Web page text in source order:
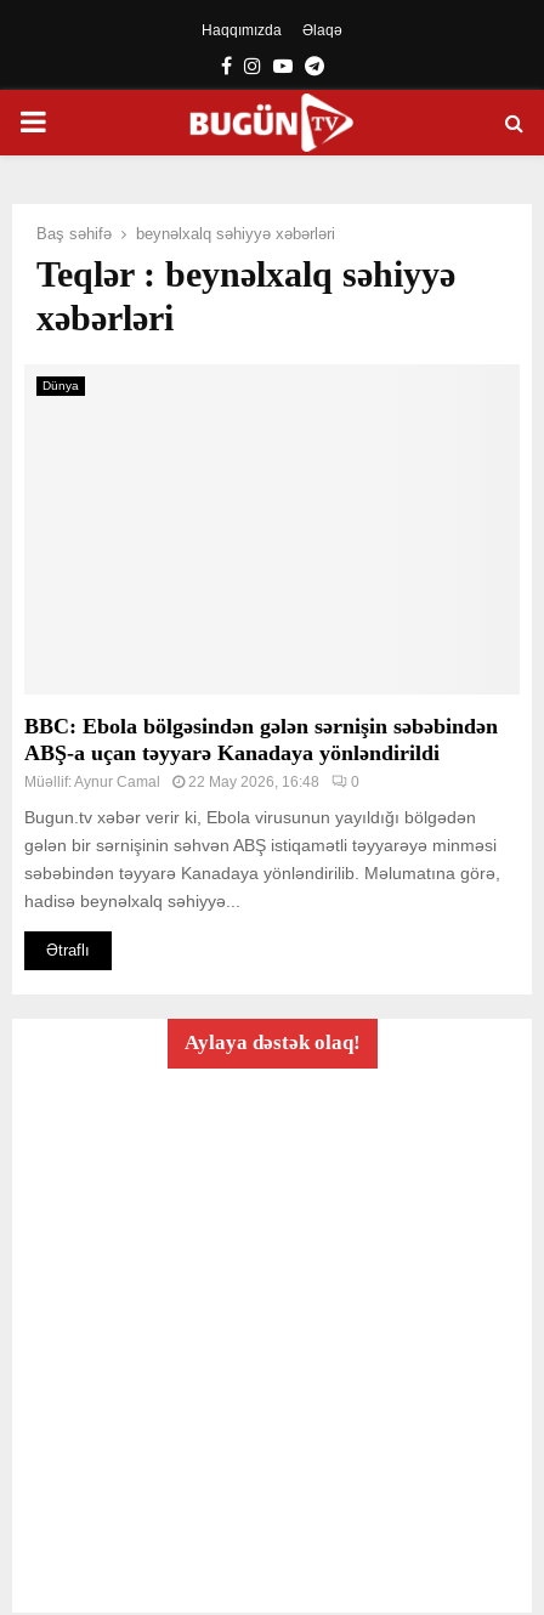
Haqqımızda Əlaqə
Facebook
Instagram
YoutubeTelegram
PRIMARY
Baş səhifə beynəlxalq səhiyyə xəbərləri
Teqlər : beynəlxalq səhiyyə
xəbərləri
Dünya
BBC: Ebola bölgəsindən gələn sərnişin səbəbindən
ABŞ-a uçan təyyarə Kanadaya yönləndirildi
Müəllif:Aynur Camal 22 May 2026, 16:48 0
Bugun.tv xəbər verir ki, Ebola virusunun yayıldığı bölgədən
gələn bir sərnişinin səhvən ABŞ istiqamətli təyyarəyə minməsi
səbəbindən təyyarə Kanadaya yönləndirilib. Məlumatına görə,
hadisə beynəlxalq səhiyyə...
Ətraflı
Aylaya dəstək olaq!